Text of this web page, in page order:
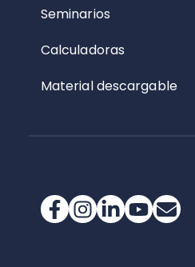
Seminarios
Calculadoras
Material descargable